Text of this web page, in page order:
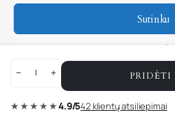
Sutinku
Nesutinku
Slapukų
Cookie PolicyPrivatumo
0.25
pakabukas
PRIDĖTI
★★★★★4.9/542 klientų atsiliepimai
Copyright © ESSENTI